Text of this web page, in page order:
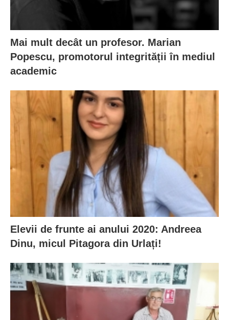
Mai mult decât un profesor. Marian
Popescu, promotorul integrității în mediul
academic
Elevii de frunte ai anului 2020: Andreea
Dinu, micul Pitagora din Urlați!